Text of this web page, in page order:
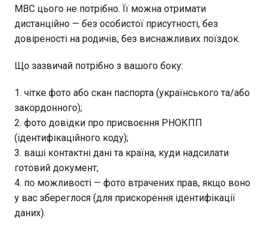
МВС цього не потрібно. Її можна отримати
дистанційно — без особистої присутності, без
довіреності на родичів, без виснажливих поїздок.
Що зазвичай потрібно з вашого боку:
чітке фото або скан паспорта (українського та/або
закордонного);
фото довідки про присвоєння РНОКПП
(ідентифікаційного коду);
ваші контактні дані та країна, куди надсилати
готовий документ;
по можливості — фото втрачених прав, якщо воно
у вас збереглося (для прискорення ідентифікації
даних).